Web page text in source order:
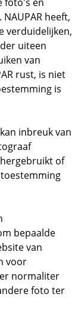
heeft,
verduidelijken,
uiteen
van
rust, is niet
is
inbreuk van
of
bepaalde
van
voor
normaliter
foto ter